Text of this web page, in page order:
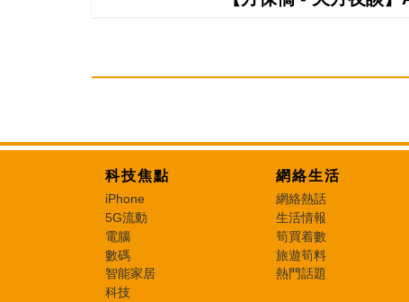
科技焦點
iPhone
5G流動
電腦
數碼
智能家居
科技
網絡生活
網絡熱話
生活情報
筍買着數
旅遊筍料
熱門話題